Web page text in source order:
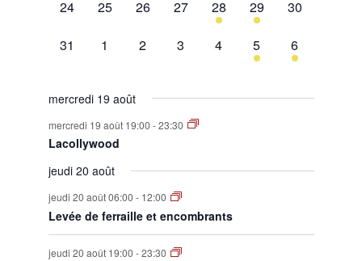
0
24
0
25
0
26
0
évènement,
27
1
évènement,
28
1
évènement,
29
0
30
0
31
0
1
0
2
0
3
0
évènement,
4
1
évènement,
5
1
évènement,
6
mercredi 19 août
mercredi 19 août 19:00 -23:30
Lacollywood
jeudi 20 août
jeudi 20 août 06:00 - 12:00
Levée de ferraille et encombrants
jeudi 20 août 19:00 -23:30